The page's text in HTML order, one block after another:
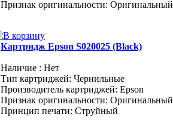
Признак оригинальности: Оригинальный
Картридж Epson S020025 (Black)
Наличие : Нет
Тип картриджей: Чернильные
Производитель картриджей: Epson
Признак оригинальности: Оригинальный
Принцип печати: Струйный